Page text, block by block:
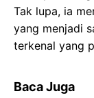
Tak lupa, ia
yang menjadi
terkenal yang
Baca Juga